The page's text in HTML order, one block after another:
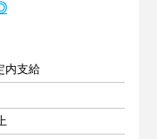
内支給